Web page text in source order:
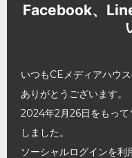
Facebook、
いつもCEメディアハウ
ありがとうございます。
2024年2月26日をもって
しました。
ソーシャルログインを